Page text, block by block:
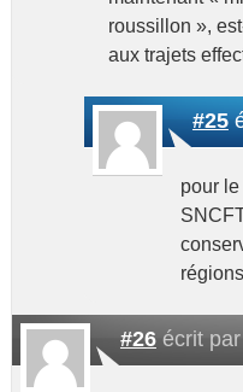
roussillon »,
aux trajets
#25
pour
régions
#26écrit par